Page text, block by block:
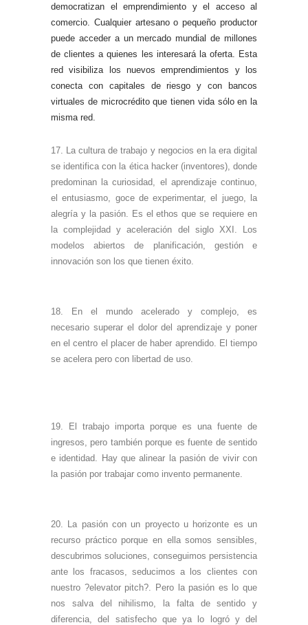
democratizan el emprendimiento y el acceso al
comercio. Cualquier artesano o pequeño productor
puede acceder a un mercado mundial de millones
de clientes a quienes les interesará la oferta. Esta
red visibiliza los nuevos emprendimientos y los
conecta con capitales de riesgo y con bancos
virtuales de microcrédito que tienen vida sólo en la
misma red.
17. La cultura de trabajo y negocios en la era digital
se identifica con la ética hacker (inventores), donde
predominan la curiosidad, el aprendizaje continuo,
el entusiasmo, goce de experimentar, el juego, la
alegría y la pasión. Es el ethos que se requiere en
la complejidad y aceleración del siglo XXI. Los
modelos abiertos de planificación, gestión e
innovación son los que tienen éxito.
18. En el mundo acelerado y complejo, es
necesario superar el dolor del aprendizaje y poner
en el centro el placer de haber aprendido. El tiempo
se acelera pero con libertad de uso.
19. El trabajo importa porque es una fuente de
ingresos, pero también porque es fuente de sentido
e identidad. Hay que alinear la pasión de vivir con
la pasión por trabajar como invento permanente.
20. La pasión con un proyecto u horizonte es un
recurso práctico porque en ella somos sensibles,
descubrimos soluciones, conseguimos persistencia
ante los fracasos, seducimos a los clientes con
nuestro ?elevator pitch?. Pero la pasión es lo que
nos salva del nihilismo, la falta de sentido y
diferencia, del satisfecho que ya lo logró y del